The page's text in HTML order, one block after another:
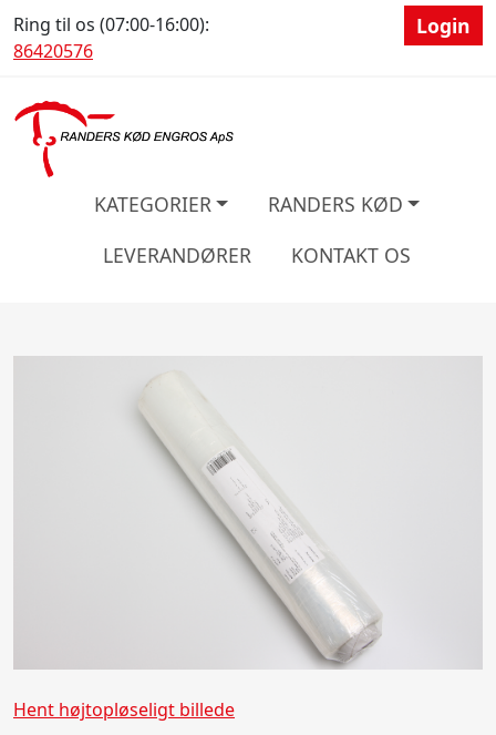
Ring til os (07:00-16:00):
86420576
Login
KATEGORIER
RANDERS KØD
LEVERANDØRER
KONTAKT OS
Hent højtopløseligt billede